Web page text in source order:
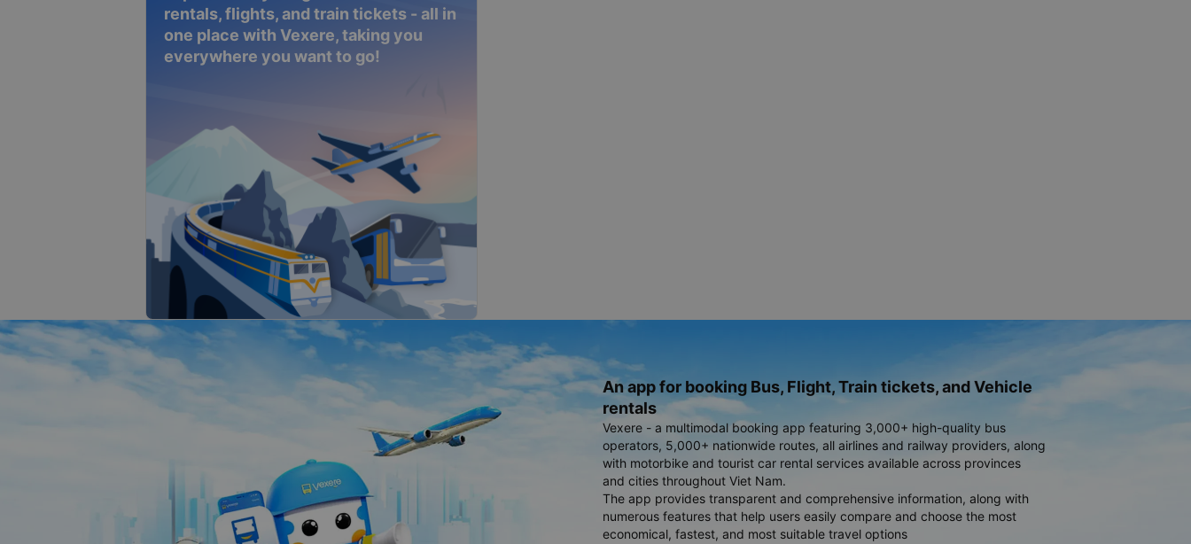
rentals, flights, and train tickets - all in
one place with Vexere, taking you
everywhere you want to go!
An app for booking Bus, Flight, Train tickets, and Vehicle
rentals
Vexere - a multimodal booking app featuring 3,000+ high-quality bus
operators, 5,000+ nationwide routes, all airlines and railway providers, along
with motorbike and tourist car rental services available across provinces
and cities throughout Viet Nam.
The app provides transparent and comprehensive information, along with
numerous features that help users easily compare and choose the most
economical, fastest, and most suitable travel options